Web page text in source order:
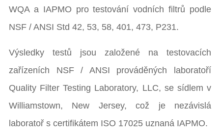
WQA a IAPMO pro testování vodních filtrů podle
NSF / ANSI Std 42, 53, 58, 401, 473, P231.
Výsledky testů jsou založené na testovacích
zařízeních NSF / ANSI prováděných laboratoří
Quality Filter Testing Laboratory, LLC, se sídlem v
Williamstown, New Jersey, což je nezávislá
laboratoř s certifikátem ISO 17025 uznaná IAPMO.